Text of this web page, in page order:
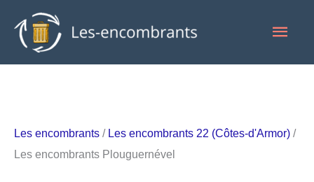
contenu
Les encombrants / Les encombrants 22 (Côtes-d'Armor) /
Les encombrants Plouguernével